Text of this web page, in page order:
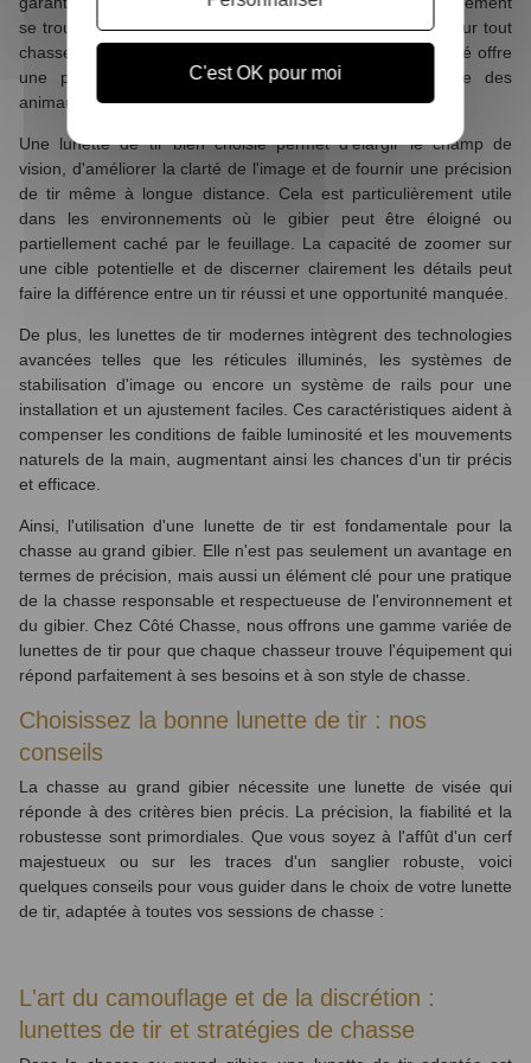
se trouve la lunette de tir, un accessoire indispensable pour tout
chasseur visant le grand gibier. Une lunette de tir de qualité offre
une précision inégalée, essentielle lorsque l'on traque des
animaux tels que le cerf, le sanglier ou le chevreuil.
Une lunette de tir bien choisie permet d'élargir le champ de
vision, d'améliorer la clarté de l'image et de fournir une précision
de tir même à longue distance. Cela est particulièrement utile
dans les environnements où le gibier peut être éloigné ou
partiellement caché par le feuillage. La capacité de zoomer sur
une cible potentielle et de discerner clairement les détails peut
faire la différence entre un tir réussi et une opportunité manquée.
De plus, les lunettes de tir modernes intègrent des technologies
avancées telles que les réticules illuminés, les systèmes de
stabilisation d'image ou encore un système de rails pour une
installation et un ajustement faciles. Ces caractéristiques aident à
compenser les conditions de faible luminosité et les mouvements
naturels de la main, augmentant ainsi les chances d'un tir précis
et efficace.
Ainsi, l'utilisation d'une lunette de tir est fondamentale pour la
chasse au grand gibier. Elle n'est pas seulement un avantage en
termes de précision, mais aussi un élément clé pour une pratique
de la chasse responsable et respectueuse de l'environnement et
du gibier. Chez Côté Chasse, nous offrons une gamme variée de
lunettes de tir pour que chaque chasseur trouve l'équipement qui
répond parfaitement à ses besoins et à son style de chasse.
Choisissez la bonne lunette de tir : nos
conseils
La chasse au grand gibier nécessite une lunette de visée qui
réponde à des critères bien précis. La précision, la fiabilité et la
robustesse sont primordiales. Que vous soyez à l'affût d'un cerf
majestueux ou sur les traces d'un sanglier robuste, voici
quelques conseils pour vous guider dans le choix de votre lunette
de tir, adaptée à toutes vos sessions de chasse :
L'art du camouflage et de la discrétion :
lunettes de tir et stratégies de chasse
C'est OK pour moi